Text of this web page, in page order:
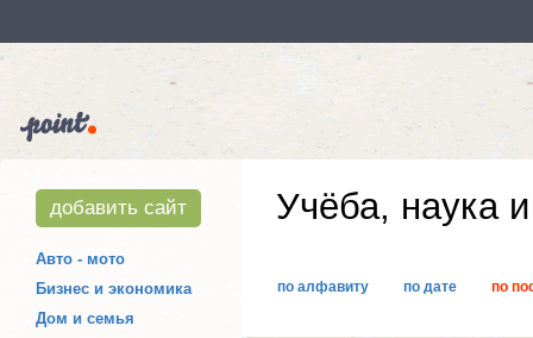
добавить сайт
Авто - мото
Бизнес и экономика
Дом и семья
Учёба, наука
по алфавиту по дате по